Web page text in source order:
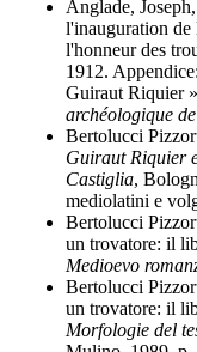
Anglade,
l'inauguration de
l'honneur des
1912.
Guiraut Riquier
archéologique
Bertolucci
Guiraut Riquier
Castiglia,
mediolatini e
Bertolucci
un trovatore: il
Medioevo
Bertolucci
un trovatore: il
Morfologie del